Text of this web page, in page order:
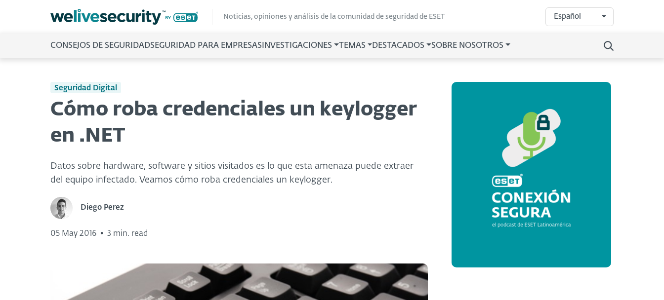
Noticias, opiniones y análisis de la comunidad de seguridad de ESET Español
CONSEJOS DE SEGURIDADSEGURIDAD PARA EMPRESAS INVESTIGACIONES TEMAS DESTACADOS SOBRE NOSOTROS
Seguridad Digital
Cómo roba credenciales un keylogger
en .NET
Datos sobre hardware, software y sitios visitados es lo que esta amenaza puede extraer
del equipo infectado. Veamos cómo roba credenciales un keylogger.
Diego Perez
05 May 2016 • 3 min. read